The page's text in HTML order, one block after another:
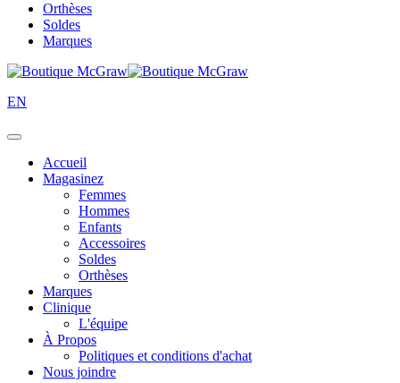
Orthèses
Soldes
Marques
EN
Accueil
Magasinez
Femmes
Hommes
Enfants
Accessoires
Soldes
Orthèses
Marques
Clinique
L'équipe
À Propos
Politiques et conditions d'achat
Nous joindre